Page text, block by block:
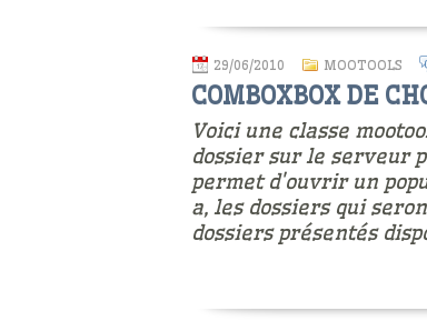
29/06/2010 MOOTOOLS
COMBOXBOX DE
Voici une classe
dossier sur le serveur
permet d'ouvrir un
a, les dossiers qui
dossiers présentés